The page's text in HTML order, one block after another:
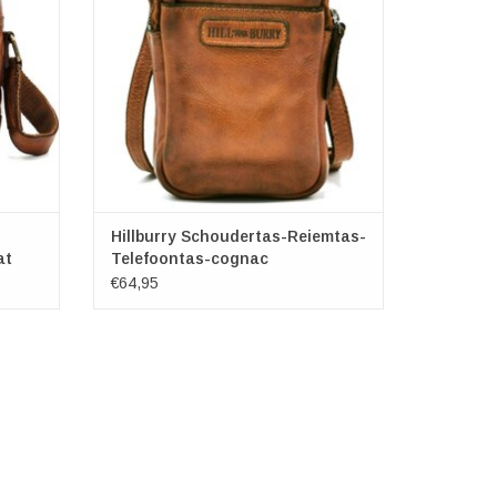
klein
Met
Hillburry Schoudertas-Reiemtas-
Telefoontas-cognac
€64,95